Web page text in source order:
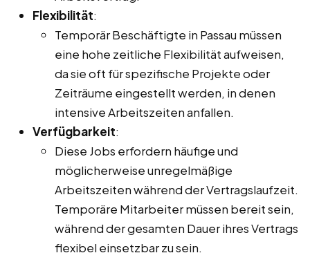
Flexibilität:
Temporär Beschäftigte in Passau müssen
eine hohe zeitliche Flexibilität aufweisen,
da sie oft für spezifische Projekte oder
Zeiträume eingestellt werden, in denen
intensive Arbeitszeiten anfallen.
Verfügbarkeit:
Diese Jobs erfordern häufige und
möglicherweise unregelmäßige
Arbeitszeiten während der Vertragslaufzeit.
Temporäre Mitarbeiter müssen bereit sein,
während der gesamten Dauer ihres Vertrags
flexibel einsetzbar zu sein.